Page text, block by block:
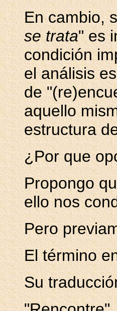
En cambio,
se trata" es
condición
el análisis
de
aquello
estructura
¿Por que
Propongo
ello nos
Pero
El término
Su